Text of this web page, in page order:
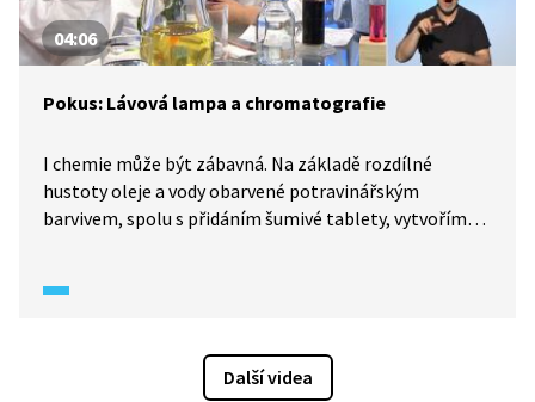
04:06
Pokus: Lávová lampa a chromatografie
I chemie může být zábavná. Na základě rozdílné
hustoty oleje a vody obarvené potravinářským
barvivem, spolu s přidáním šumivé tablety, vytvoříme
Další videa